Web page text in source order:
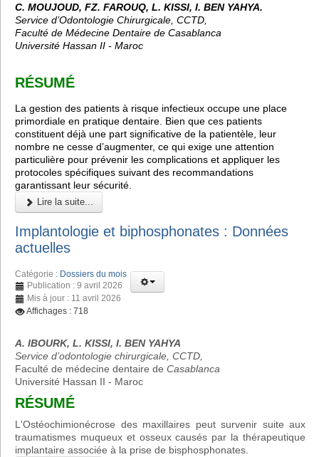
C. MOUJOUD, FZ. FAROUQ, L. KISSI, I. BEN YAHYA.
Service d’Odontologie Chirurgicale, CCTD,
Faculté de Médecine Dentaire de Casablanca
Université Hassan II - Maroc
RÉSUMÉ
La gestion des patients à risque infectieux occupe une place
primordiale en pratique dentaire. Bien que ces patients
constituent déjà une part significative de la patientèle, leur
nombre ne cesse d’augmenter, ce qui exige une attention
particulière pour prévenir les complications et appliquer les
protocoles spécifiques suivant des recommandations
garantissant leur sécurité.
Lire la suite...
Implantologie et biphosphonates : Données
actuelles
Catégorie : Dossiers du mois
Publication : 9 avril 2026
Mis à jour : 11 avril 2026
Affichages : 718
A. IBOURK, L. KISSI, I. BEN YAHYA
Service d’odontologie chirurgicale, CCTD,
Faculté de médecine dentaire de Casablanca
Université Hassan II - Maroc
RÉSUMÉ
L'Ostéochimionécrose des maxillaires peut survenir suite aux
traumatismes muqueux et osseux causés par la thérapeutique
implantaire associée à la prise de bisphosphonates.